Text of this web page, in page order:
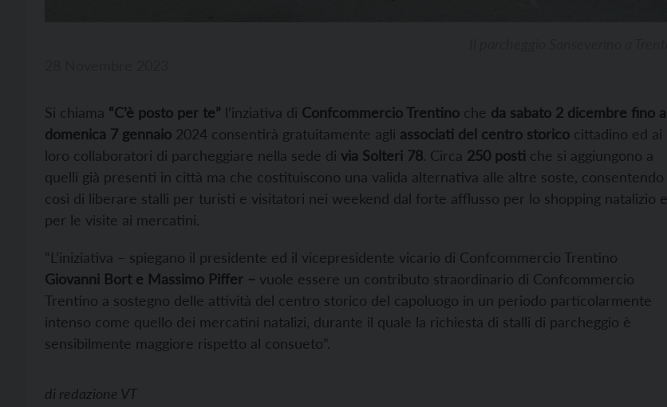
Si chiama “C’è posto per te” l’inziativa di Confcommercio Trentino che da sabato 2 dicembre fino a
domenica 7 gennaio 2024 consentirà gratuitamente agli associati del centro storico cittadino ed ai
loro collaboratori di parcheggiare nella sede di via Solteri 78. Circa 250 posti che si aggiungono a
quelli già presenti in città ma che costituiscono una valida alternativa alle altre soste, consentendo
così di liberare stalli per turisti e visitatori nei weekend dal forte afflusso per lo shopping natalizio e
per le visite ai mercatini.
“L’iniziativa – spiegano il presidente ed il vicepresidente vicario di Confcommercio Trentino
Giovanni Bort e Massimo Piffer – vuole essere un contributo straordinario di Confcommercio
Trentino a sostegno delle attività del centro storico del capoluogo in un periodo particolarmente
intenso come quello dei mercatini natalizi, durante il quale la richiesta di stalli di parcheggio è
sensibilmente maggiore rispetto al consueto”.
di redazione VT